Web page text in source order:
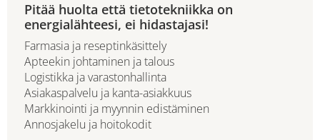
Pitää huolta että tietotekniikka on
energialähteesi, ei hidastajasi!
Farmasia ja reseptinkäsittely
Apteekin johtaminen ja talous
Logistikka ja varastonhallinta
Asiakaspalvelu ja kanta-asiakkuus
Markkinointi ja myynnin edistäminen
Annosjakelu ja hoitokodit